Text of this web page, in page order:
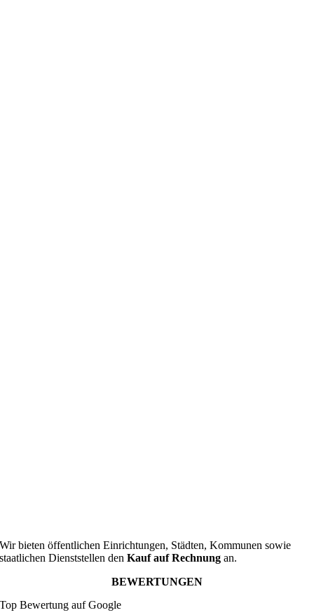
Wir bieten öffentlichen Einrichtungen, Städten, Kommunen sowie
staatlichen Dienststellen denKauf auf Rechnung an.
BEWERTUNGEN
Top Bewertung auf Google